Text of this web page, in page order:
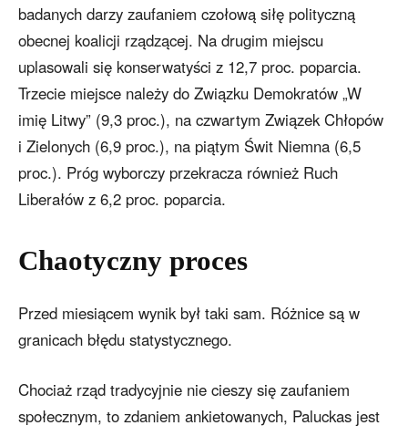
badanych darzy zaufaniem czołową siłę polityczną
obecnej koalicji rządzącej. Na drugim miejscu
uplasowali się konserwatyści z 12,7 proc. poparcia.
Trzecie miejsce należy do Związku Demokratów „W
imię Litwy” (9,3 proc.), na czwartym Związek Chłopów
i Zielonych (6,9 proc.), na piątym Świt Niemna (6,5
proc.). Próg wyborczy przekracza również Ruch
Liberałów z 6,2 proc. poparcia.
Chaotyczny proces
Przed miesiącem wynik był taki sam. Różnice są w
granicach błędu statystycznego.
Chociaż rząd tradycyjnie nie cieszy się zaufaniem
społecznym, to zdaniem ankietowanych, Paluckas jest